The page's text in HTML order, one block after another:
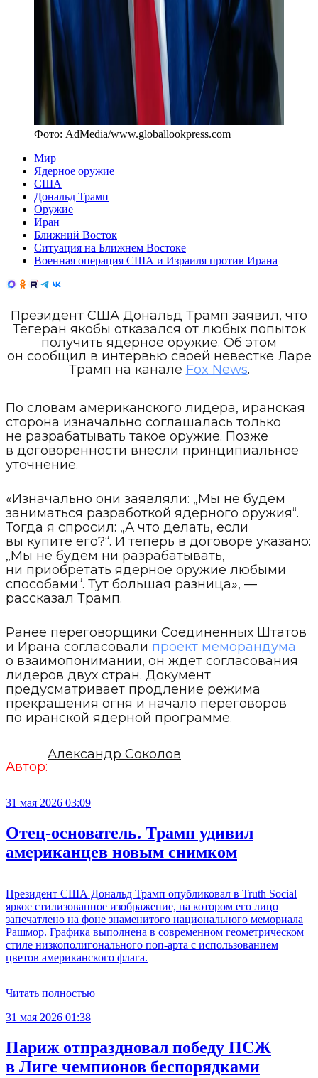
Фото: AdMedia/www.globallookpress.com
Мир
Ядерное оружие
США
Дональд Трамп
Оружие
Иран
Ближний Восток
Ситуация на Ближнем Востоке
Военная операция США и Израиля против Ирана
Президент США Дональд Трамп заявил, что
Тегеран якобы отказался от любых попыток
получить ядерное оружие. Об этом
он сообщил в интервью своей невестке Ларе
Трамп на канале Fox News.
По словам американского лидера, иранская
сторона изначально соглашалась только
не разрабатывать такое оружие. Позже
в договоренности внесли принципиальное
уточнение.
«Изначально они заявляли: „Мы не будем
заниматься разработкой ядерного оружия“.
Тогда я спросил: „А что делать, если
вы купите его?“. И теперь в договоре указано:
„Мы не будем ни разрабатывать,
ни приобретать ядерное оружие любыми
способами“. Тут большая разница», —
рассказал Трамп.
Ранее переговорщики Соединенных Штатов
и Ирана согласовали проект меморандума
о взаимопонимании, он ждет согласования
лидеров двух стран. Документ
предусматривает продление режима
прекращения огня и начало переговоров
по иранской ядерной программе.
Автор:
Александр Соколов
31 мая 2026 03:09
Отец-основатель. Трамп удивил
американцев новым снимком
Президент США Дональд Трамп опубликовал в Truth Social
яркое стилизованное изображение, на котором его лицо
запечатлено на фоне знаменитого национального мемориала
Рашмор. Графика выполнена в современном геометрическом
стиле низкополигонального поп-арта с использованием
цветов американского флага.
Читать полностью
31 мая 2026 01:38
Париж отпраздновал победу ПСЖ
в Лиге чемпионов беспорядками